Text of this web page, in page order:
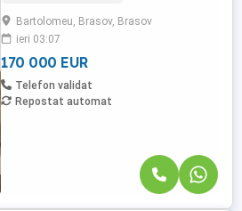
această proprietate din ansamblul
rezidențial Mountain View poate fi
alegerea potrivită. Situat ...
Bartolomeu, Brasov, Brasov
ieri 03:07
170 000 EUR
Telefon validat
Repostat automat